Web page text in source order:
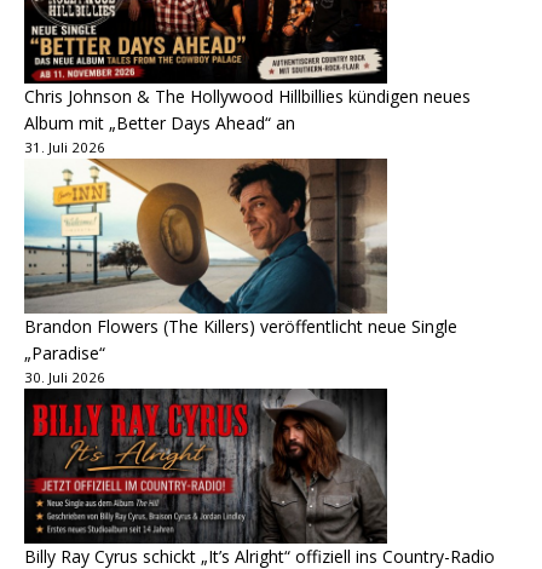
Chris Johnson & The Hollywood Hillbillies kündigen neues
Album mit „Better Days Ahead“ an
31. Juli 2026
Brandon Flowers (The Killers) veröffentlicht neue Single
„Paradise“
30. Juli 2026
Billy Ray Cyrus schickt „It’s Alright“ offiziell ins Country-Radio